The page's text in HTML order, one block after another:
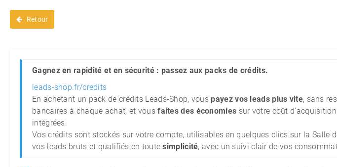
Retour
Gagnez en rapidité et en sécurité : passez aux packs de crédits.
leads-shop.fr/credits
En achetant un pack de crédits Leads‑Shop, vous payez vos leads plus vite, sans
bancaires à chaque achat, et vousfaites des économies sur votre coût
intégrées.
Vos crédits sont stockés sur votre compte, utilisables en quelques clics sur la Salle
vos leads bruts et qualifiés en toutesimplicité, avec un suivi clair de vos